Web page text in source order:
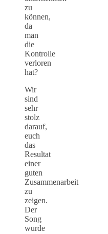
zu
können,
da
man
die
Kontrolle
verloren
hat?
Wir
sind
sehr
stolz
darauf,
euch
das
Resultat
einer
guten
Zusammenarbeit
zu
zeigen.
Der
Song
wurde